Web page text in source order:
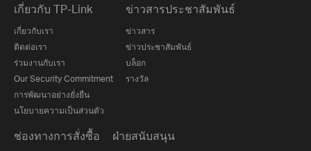
เกี่ยวกับ TP-Link
เกี่ยวกับเรา
ติดต่อเรา
ร่วมงานกับเรา
Our Security Commitment
การพัฒนาอย่างยั่งยืน
นโยบายความเป็นส่วนตัว
ข่าวสารประชาสัมพันธ์
ข่าวสาร
ข่าวประชาสัมพันธ์
บล็อก
รางวัล
ช่องทางการสั่งซื้อ ฝ่ายสนับสนุน